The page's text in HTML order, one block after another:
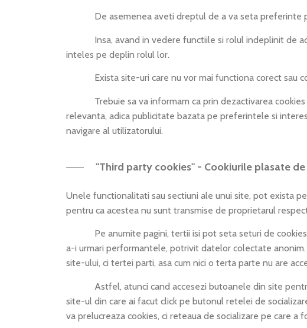
De asemenea aveti dreptul de a va seta preferinte
Insa, avand in vedere functiile si rolul indeplinit de
inteles pe deplin rolul lor.
Exista site-uri care nu vor mai functiona corect sau
Trebuie sa va informam ca prin dezactivarea cookies
relevanta, adica publicitate bazata pe preferintele si
navigare al utilizatorului.
"Third party cookies" - Cookiurile plasate
Unele functionalitati sau sectiuni ale unui site, pot exista
pentru ca acestea nu sunt transmise de proprietarul
Pe anumite pagini, tertii isi pot seta seturi de cookies
a-i urmari performantele, potrivit datelor colectate
site-ului, ci tertei parti, asa cum nici o terta parte nu are
Astfel, atunci cand accesezi butoanele din site pentru
site-ul din care ai facut click pe butonul retelei de
va prelucreaza cookies, ci reteaua de socializare pe care a